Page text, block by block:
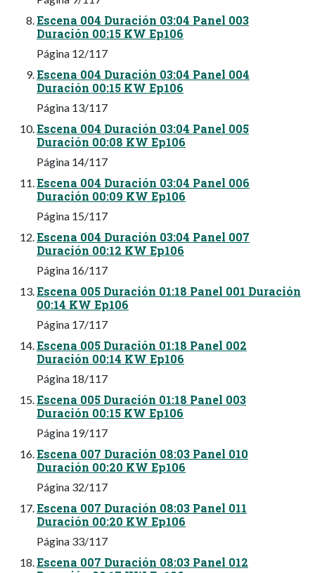
Escena 004 Duración 03:04 Panel 003
Duración 00:15 KW Ep106
Página 12/117
Escena 004 Duración 03:04 Panel 004
Duración 00:15 KW Ep106
Página 13/117
Escena 004 Duración 03:04 Panel 005
Duración 00:08 KW Ep106
Página 14/117
Escena 004 Duración 03:04 Panel 006
Duración 00:09 KW Ep106
Página 15/117
Escena 004 Duración 03:04 Panel 007
Duración 00:12 KW Ep106
Página 16/117
Escena 005 Duración 01:18 Panel 001 Duración
00:14 KW Ep106
Página 17/117
Escena 005 Duración 01:18 Panel 002
Duración 00:14 KW Ep106
Página 18/117
Escena 005 Duración 01:18 Panel 003
Duración 00:15 KW Ep106
Página 19/117
Escena 007 Duración 08:03 Panel 010
Duración 00:20 KW Ep106
Página 32/117
Escena 007 Duración 08:03 Panel 011
Duración 00:20 KW Ep106
Página 33/117
Escena 007 Duración 08:03 Panel 012